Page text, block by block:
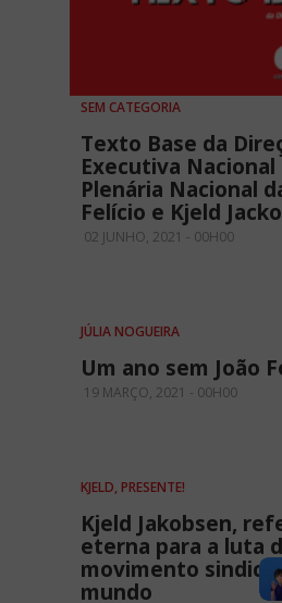
SEM CATEGORIA
Texto Base da
Executiva Nacional
Plenária Nacional
Felício e Kjeld
02 JUNHO, 2021 - 00H00
JÚLIA NOGUEIRA
Um ano sem João
19 MARÇO, 2021 - 00H00
KJELD, PRESENTE!
Kjeld Jakobsen,
eterna para a luta
movimento
mundo